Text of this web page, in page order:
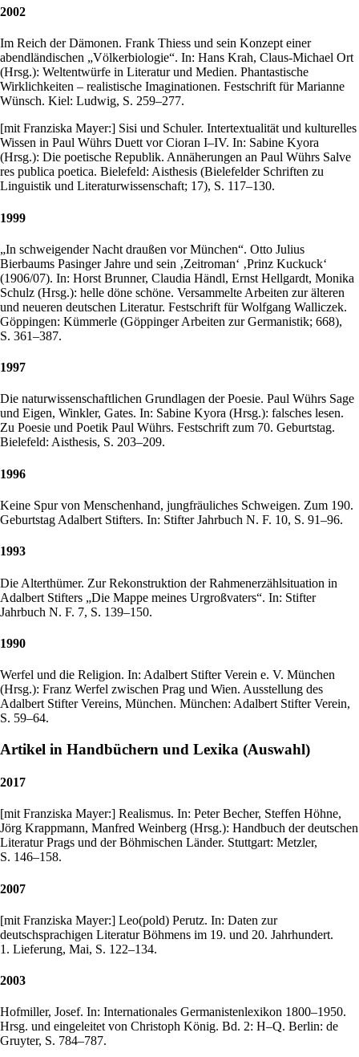
2002
Im Reich der Dämonen. Frank Thiess und sein Konzept einer
abendländischen „Völkerbiologie“. In: Hans Krah, Claus-Michael Ort
(Hrsg.): Weltentwürfe in Literatur und Medien. Phantastische
Wirklichkeiten – realistische Imaginationen. Festschrift für Marianne
Wünsch. Kiel: Ludwig, S. 259–277.
[mit Franziska Mayer:] Sisi und Schuler. Intertextualität und kulturelles
Wissen in Paul Wührs Duett vor Cioran I–IV. In: Sabine Kyora
(Hrsg.): Die poetische Republik. Annäherungen an Paul Wührs Salve
res publica poetica. Bielefeld: Aisthesis (Bielefelder Schriften zu
Linguistik und Literaturwissenschaft; 17), S. 117–130.
1999
„In schweigender Nacht draußen vor München“. Otto Julius
Bierbaums Pasinger Jahre und sein ‚Zeitroman‘ ‚Prinz Kuckuck‘
(1906/07). In: Horst Brunner, Claudia Händl, Ernst Hellgardt, Monika
Schulz (Hrsg.): helle döne schöne. Versammelte Arbeiten zur älteren
und neueren deutschen Literatur. Festschrift für Wolfgang Walliczek.
Göppingen: Kümmerle (Göppinger Arbeiten zur Germanistik; 668),
S. 361–387.
1997
Die naturwissenschaftlichen Grundlagen der Poesie. Paul Wührs Sage
und Eigen, Winkler, Gates. In: Sabine Kyora (Hrsg.): falsches lesen.
Zu Poesie und Poetik Paul Wührs. Festschrift zum 70. Geburtstag.
Bielefeld: Aisthesis, S. 203–209.
1996
Keine Spur von Menschenhand, jungfräuliches Schweigen. Zum 190.
Geburtstag Adalbert Stifters. In: Stifter Jahrbuch N. F. 10, S. 91–96.
1993
Die Alterthümer. Zur Rekonstruktion der Rahmenerzählsituation in
Adalbert Stifters „Die Mappe meines Urgroßvaters“. In: Stifter
Jahrbuch N. F. 7, S. 139–150.
1990
Werfel und die Religion. In: Adalbert Stifter Verein e. V. München
(Hrsg.): Franz Werfel zwischen Prag und Wien. Ausstellung des
Adalbert Stifter Vereins, München. München: Adalbert Stifter Verein,
S. 59–64.
Artikel in Handbüchern und Lexika (Auswahl)
2017
[mit Franziska Mayer:] Realismus. In: Peter Becher, Steffen Höhne,
Jörg Krappmann, Manfred Weinberg (Hrsg.): Handbuch der deutschen
Literatur Prags und der Böhmischen Länder. Stuttgart: Metzler,
S. 146–158.
2007
[mit Franziska Mayer:] Leo(pold) Perutz. In: Daten zur
deutschsprachigen Literatur Böhmens im 19. und 20. Jahrhundert.
1. Lieferung, Mai, S. 122–134.
2003
Hofmiller, Josef. In: Internationales Germanistenlexikon 1800–1950.
Hrsg. und eingeleitet von Christoph König. Bd. 2: H–Q. Berlin: de
Gruyter, S. 784–787.